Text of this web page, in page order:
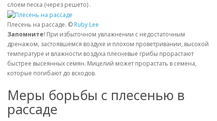
слоем песка (через решето) .
Плесень на рассаде. © Ruby Lee
Запомните! При избыточном увлажнении с недостаточным
дренажом, застоявшемся воздухе и плохом проветривании, высокой
температуре и влажности воздуха плесневые грибы прорастают
быстрее высеянных семян. Мицелий может прорастать в семена,
которые погибают до всходов.
Меры борьбы с плесенью в
рассаде